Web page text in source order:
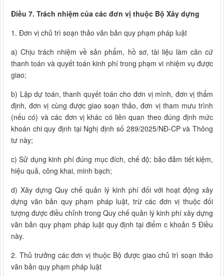
Điều 7. Trách nhiệm của các đơn vị thuộc Bộ Xây dựng
1. Đơn vị chủ trì soạn thảo văn bản quy phạm pháp luật
a) Chịu trách nhiệm về sản phẩm, hồ sơ, tài liệu làm căn cứ
thanh toán và quyết toán kinh phí trong phạm vi nhiệm vụ được
giao;
b) Lập dự toán, thanh quyết toán cho đơn vị mình, đơn vị thẩm
định, đơn vị cùng được giao soạn thảo, đơn vị tham mưu trình
(nếu có) và các đơn vị khác có liên quan theo đúng định mức
khoán chi quy định tại Nghị định số 289/2025/NĐ-CP và Thông
tư này;
c) Sử dụng kinh phí đúng mục đích, chế độ; bảo đảm tiết kiệm,
hiệu quả, công khai, minh bạch;
d) Xây dựng Quy chế quản lý kinh phí đối với hoạt động xây
dựng văn bản quy phạm pháp luật, trừ các đơn vị thuộc đối
tượng được điều chỉnh trong Quy chế quản lý kinh phí xây dựng
văn bản quy phạm pháp luật quy định tại điểm c khoản 5 Điều
này.
2. Thủ trưởng các đơn vị thuộc Bộ được giao chủ trì soạn thảo
văn bản quy phạm pháp luật